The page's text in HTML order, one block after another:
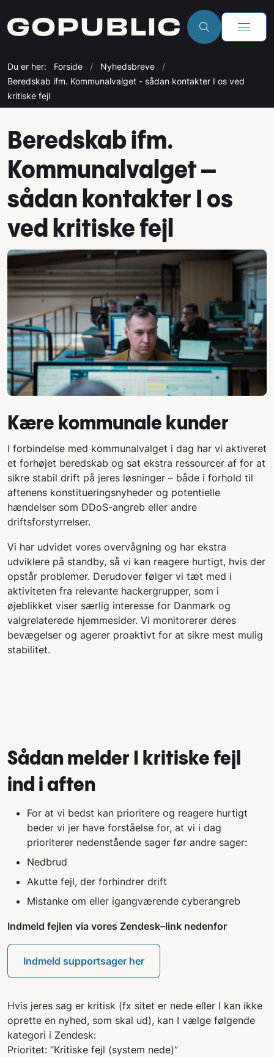
Du er her: Forside
Nyhedsbreve
Beredskab ifm. Kommunalvalget - sådan kontakter I os ved
kritiske fejl
Beredskab ifm.
Kommunalvalget –
sådan kontakter I os
ved kritiske fejl
Kære kommunale kunder
I forbindelse med kommunalvalget i dag har vi aktiveret
et forhøjet beredskab og sat ekstra ressourcer af for at
sikre stabil drift på jeres løsninger – både i forhold til
aftenens konstitueringsnyheder og potentielle
hændelser som DDoS-angreb eller andre
driftsforstyrrelser.
Vi har udvidet vores overvågning og har ekstra
udviklere på standby, så vi kan reagere hurtigt, hvis der
opstår problemer. Derudover følger vi tæt med i
aktiviteten fra relevante hackergrupper, som i
øjeblikket viser særlig interesse for Danmark og
valgrelaterede hjemmesider. Vi monitorerer deres
bevægelser og agerer proaktivt for at sikre mest mulig
stabilitet.
Sådan melder I kritiske fejl
ind i aften
For at vi bedst kan prioritere og reagere hurtigt
beder vi jer have forståelse for, at vi i dag
prioriterer nedenstående sager før andre sager:
Nedbrud
Akutte fejl, der forhindrer drift
Mistanke om eller igangværende cyberangreb
Indmeld fejlen via vores Zendesk–link nedenfor
Indmeld supportsager her
Hvis jeres sag er kritisk (fx sitet er nede eller I kan ikke
oprette en nyhed, som skal ud), kan I vælge følgende
kategori i Zendesk:
Prioritet: “Kritiske fejl (system nede)”